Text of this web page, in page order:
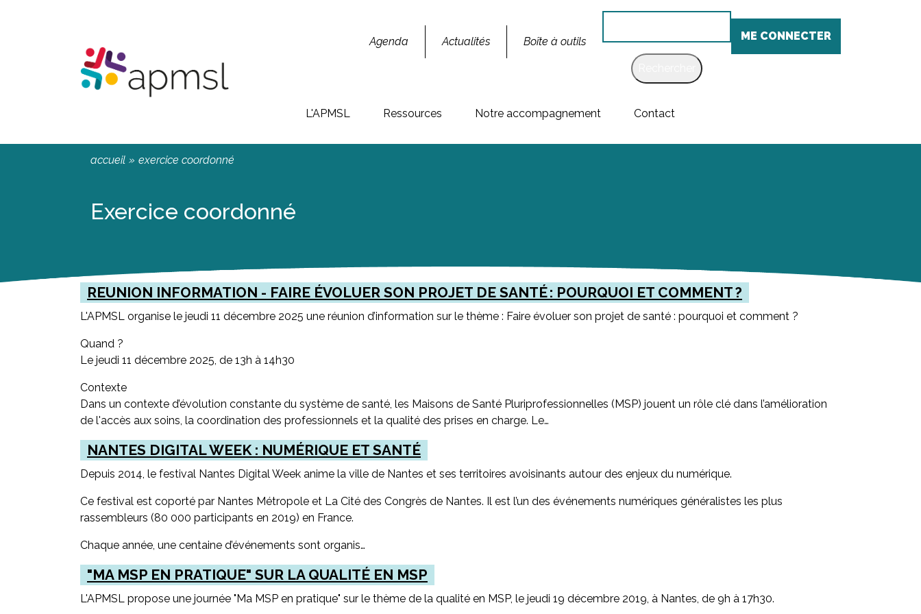
Agenda Actualités Boîte à outils
ME CONNECTER
L'APMSL Ressources Notre accompagnement Contact
You
here
accueil » exercice coordonné
Exercice coordonné
REUNION INFORMATION - FAIRE ÉVOLUER SON PROJET DE SANTÉ : POURQUOI ET COMMENT ?
L'APMSL organise le jeudi 11 décembre 2025 une réunion d’information sur le thème : Faire évoluer son projet de santé : pourquoi et comment ?
Quand ?
Le jeudi 11 décembre 2025, de 13h à 14h30
Contexte
Dans un contexte d’évolution constante du système de santé, les Maisons de Santé Pluriprofessionnelles (MSP) jouent un rôle clé dans l’amélioration
de l'accès aux soins, la coordination des professionnels et la qualité des prises en charge. Le…
NANTES DIGITAL WEEK : NUMÉRIQUE ET SANTÉ
Depuis 2014, le festival Nantes Digital Week anime la ville de Nantes et ses territoires avoisinants autour des enjeux du numérique.
Ce festival est coporté par Nantes Métropole et La Cité des Congrès de Nantes. Il est l’un des événements numériques généralistes les plus
rassembleurs (80 000 participants en 2019) en France.
Chaque année, une centaine d’événements sont organis…
"MA MSP EN PRATIQUE" SUR LA QUALITÉ EN MSP
L'APMSL propose une journée "Ma MSP en pratique" sur le thème de la qualité en MSP, le jeudi 19 décembre 2019, à Nantes, de 9h à 17h30.